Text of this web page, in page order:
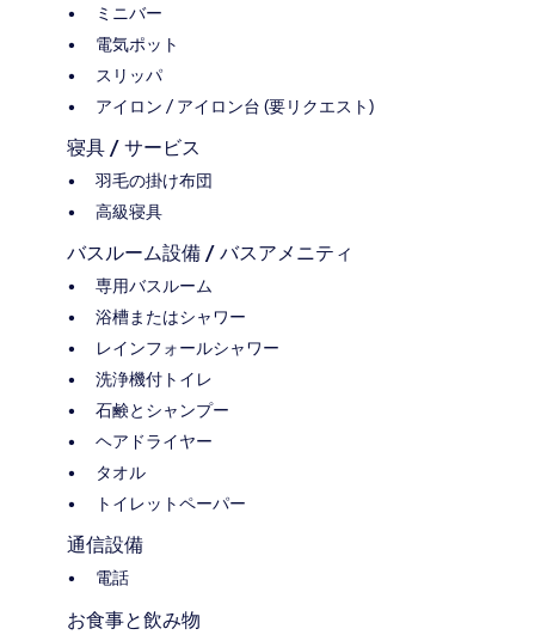
ミニバー
電気ポット
スリッパ
アイロン / アイロン台 (要リクエスト)
寝具 / サービス
羽毛の掛け布団
高級寝具
バスルーム設備 / バスアメニティ
専用バスルーム
浴槽またはシャワー
レインフォールシャワー
洗浄機付トイレ
石鹸とシャンプー
ヘアドライヤー
タオル
トイレットペーパー
通信設備
電話
お食事と飲み物